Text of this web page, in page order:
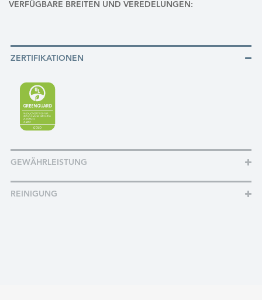
VERFÜGBARE BREITEN UND VEREDELUNGEN:
ZERTIFIKATIONEN
GEWÄHRLEISTUNG
REINIGUNG